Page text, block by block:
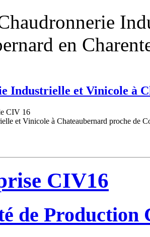
en
Industrielle et Vinicole à
CIV 16
et Vinicole à Chateaubernard proche de
CIV16
de Production